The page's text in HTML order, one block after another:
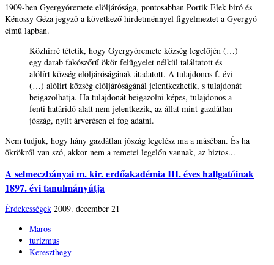
1909-ben Gyergyóremete elöljárósága, pontosabban Portik Elek bíró és
Kénossy Géza jegyzô a következő hirdetménnyel figyelmeztet a Gyergyó
című lapban.
Közhirré tétetik, hogy Gyergyóremete község legelőjén (…)
egy darab fakószőrű ökör felügyelet nélkül találtatott és
alólírt község elöljáróságának átadatott. A tulajdonos f. évi
(…) alólirt község előljáróságánál jelentkezhetik, s tulajdonát
beigazolhatja. Ha tulajdonát beigazolni képes, tulajdonos a
fenti határidő alatt nem jelentkezik, az állat mint gazdátlan
jószág, nyilt árverésen el fog adatni.
Nem tudjuk, hogy hány gazdátlan jószág legelész ma a máséban. És ha
ökrökről van szó, akkor nem a remetei legelőn vannak, az biztos...
A selmeczbányai m. kir. erdőakadémia III. éves hallgatóinak
1897. évi tanulmányútja
Érdekességek 2009. december 21
Maros
turizmus
Kereszthegy